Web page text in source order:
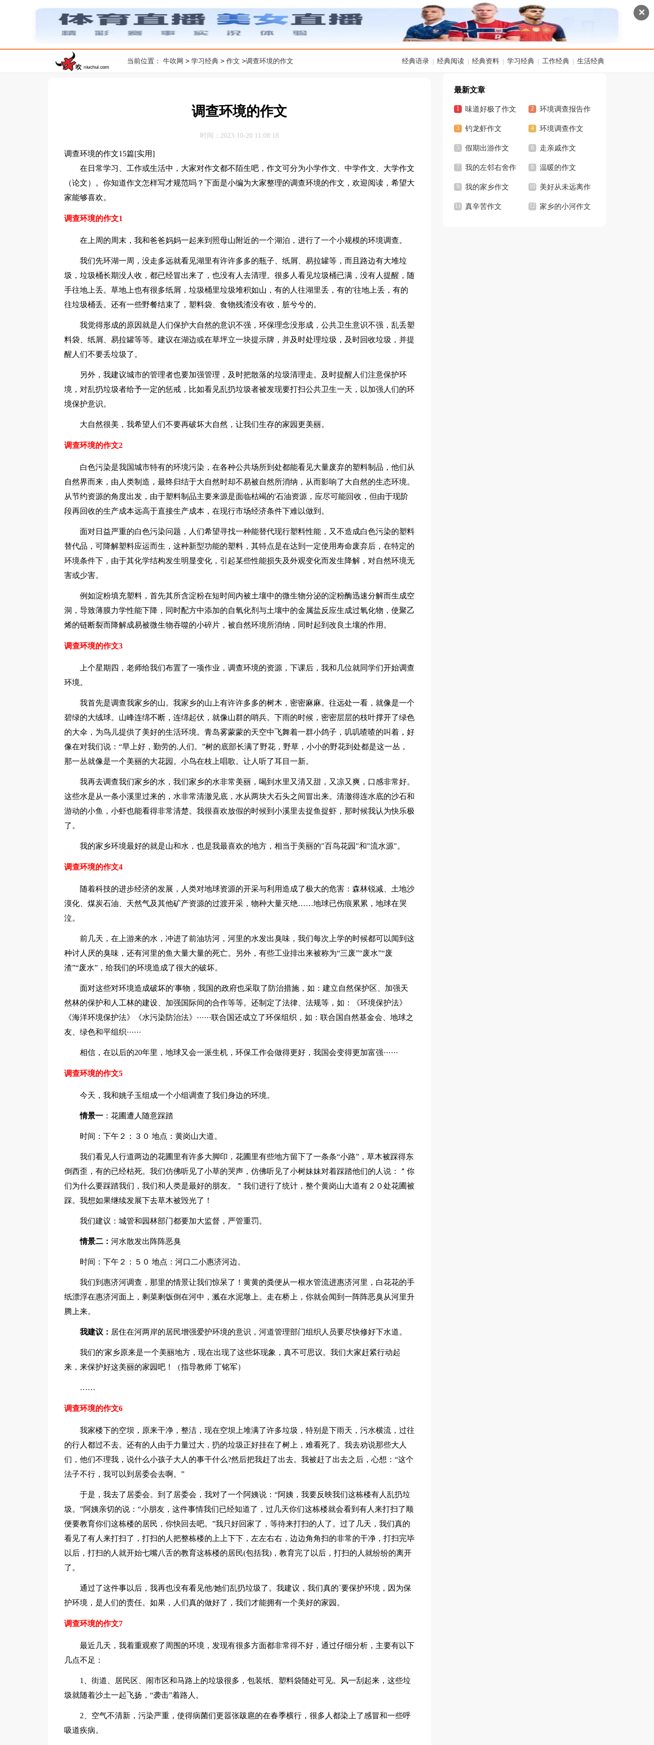
✕
当前位置： 牛吹网 > 学习经典 > 作文 >调查环境的作文 经典语录 经典阅读 经典资料 学习经典 工作经典 生活经典
调查环境的作文
时间：2023-10-20 11:08:18
调查环境的作文15篇[实用]
在日常学习、工作或生活中，大家对作文都不陌生吧，作文可分为小学作文、中学作文、大学作文
（论文）。你知道作文怎样写才规范吗？下面是小编为大家整理的调查环境的作文，欢迎阅读，希望大
家能够喜欢。
调查环境的作文1
在上周的周末，我和爸爸妈妈一起来到照母山附近的一个湖泊，进行了一个小规模的环境调查。
我们先环湖一周，没走多远就看见湖里有许许多多的瓶子、纸屑、易拉罐等，而且路边有大堆垃
圾，垃圾桶长期没人收，都已经冒出来了，也没有人去清理。很多人看见垃圾桶已满，没有人提醒，随
手往地上丢。草地上也有很多纸屑，垃圾桶里垃圾堆积如山，有的人往湖里丢，有的'往地上丢，有的
往垃圾桶丢。还有一些野餐结束了，塑料袋、食物残渣没有收，脏兮兮的。
我觉得形成的原因就是人们保护大自然的意识不强，环保理念没形成，公共卫生意识不强，乱丢塑
料袋、纸屑、易拉罐等等。建议在湖边或在草坪立一块提示牌，并及时处理垃圾，及时回收垃圾，并提
醒人们不要丢垃圾了。
另外，我建议城市的管理者也要加强管理，及时把散落的垃圾清理走。及时提醒人们注意保护环
境，对乱扔垃圾者给予一定的惩戒，比如看见乱扔垃圾者被发现要打扫公共卫生一天，以加强人们的环
境保护意识。
大自然很美，我希望人们不要再破坏大自然，让我们生存的家园更美丽。
调查环境的作文2
白色污染是我国城市特有的环境污染，在各种公共场所到处都能看见大量废弃的塑料制品，他们从
自然界而来，由人类制造，最终归结于大自然时却不易被自然所消纳，从而影响了大自然的生态环境。
从节约资源的角度出发，由于塑料制品主要来源是面临枯竭的'石油资源，应尽可能回收，但由于现阶
段再回收的生产成本远高于直接生产成本，在现行市场经济条件下难以做到。
面对日益严重的白色污染问题，人们希望寻找一种能替代现行塑料性能，又不造成白色污染的塑料
替代品，可降解塑料应运而生，这种新型功能的塑料，其特点是在达到一定使用寿命废弃后，在特定的
环境条件下，由于其化学结构发生明显变化，引起某些性能损失及外观变化而发生降解，对自然环境无
害或少害。
例如淀粉填充塑料，首先其所含淀粉在短时间内被土壤中的微生物分泌的淀粉酶迅速分解而生成空
洞，导致薄膜力学性能下降，同时配方中添加的自氧化剂与土壤中的金属盐反应生成过氧化物，使聚乙
烯的链断裂而降解成易被微生物吞噬的小碎片，被自然环境所消纳，同时起到改良土壤的作用。
调查环境的作文3
上个星期四，老师给我们布置了一项作业，调查环境的资源，下课后，我和几位就同学们开始调查
环境。
我首先是调查我家乡的山。我家乡的山上有许许多多的树木，密密麻麻。往远处一看，就像是一个
碧绿的大绒球。山峰连绵不断，连绵起伏，就像山群的哨兵。下雨的时候，密密层层的枝叶撑开了绿色
的大伞，为鸟儿提供了美好的生活环境。青岛雾蒙蒙的天空中飞舞着一群小鸽子，叽叽喳喳的叫着，好
像在对我们说：“早上好，勤劳的.人们。”树的底部长满了野花，野草，小小的野花到处都是这一丛，
那一丛就像是一个美丽的大花园。小鸟在枝上唱歌。让人听了耳目一新。
我再去调查我们家乡的水，我们家乡的水非常美丽，喝到水里又清又甜，又凉又爽，口感非常好。
这些水是从一条小溪里过来的，水非常清澈见底，水从两块大石头之间冒出来。清澈得连水底的沙石和
游动的小鱼，小虾也能看得非常清楚。我很喜欢放假的时候到小溪里去捉鱼捉虾，那时候我认为快乐极
了。
我的家乡环境最好的就是山和水，也是我最喜欢的地方，相当于美丽的"百鸟花园"和"流水源"。
调查环境的作文4
随着科技的进步经济的发展，人类对地球资源的开采与利用造成了极大的危害：森林锐减、土地沙
漠化、煤炭石油、天然气及其他矿产资源的过渡开采，物种大量灭绝……地球已伤痕累累，地球在哭
泣。
前几天，在上游来的水，冲进了前油坊河，河里的水发出臭味，我们每次上学的时候都可以闻到这
种讨人厌的臭味，还有河里的鱼大量大量的死亡。另外，有些工业排出来被称为“三废”“废水”“废
渣”“废水”，给我们的环境造成了很大的破坏。
面对这些对环境造成破坏的'事物，我国的政府也采取了防治措施，如：建立自然保护区、加强天
然林的保护和人工林的建设、加强国际间的合作等等。还制定了法律、法规等，如：《环境保护法》
《海洋环境保护法》《水污染防治法》······联合国还成立了环保组织，如：联合国自然基金会、地球之
友、绿色和平组织······
相信，在以后的20年里，地球又会一派生机，环保工作会做得更好，我国会变得更加富强······
调查环境的作文5
今天，我和姚子玉组成一个小组调查了我们身边的环境。
情景一：花圃遭人随意踩踏
时间：下午２：３０ 地点：黄岗山大道。
我们看见人行道两边的花圃里有许多大脚印，花圃里有些地方留下了一条条“小路”，草木被踩得东
倒西歪，有的已经枯死。我们仿佛听见了小草的哭声，仿佛听见了小树妹妹对着踩踏他们的人说：＂你
们为什么要踩踏我们，我们和人类是最好的朋友。＂我们进行了统计，整个黄岗山大道有２０处花圃被
踩。我想如果继续发展下去草木被毁光了！
我们建议：城管和园林部门都要加大监督，严管重罚。
情景二： 河水散发出阵阵恶臭
时间：下午２：５０ 地点：河口二小惠济河边。
我们到惠济河调查，那里的情景让我们惊呆了！黄黄的粪便从一根水管流进惠济河里，白花花的手
纸漂浮在惠济河面上，剩菜剩饭倒在河中，溅在水泥墩上。走在桥上，你就会闻到一阵阵恶臭从河里升
腾上来。
我建议： 居住在河两岸的居民增强爱护环境的意识，河道管理部门组织人员要尽快修好下水道。
我们的'家乡原来是一个美丽地方，现在出现了这些坏现象，真不可思议。我们大家赶紧行动起
来，来保护好这美丽的家园吧！（指导教师 丁铭军）
……
调查环境的作文6
我家楼下的空坝，原来干净，整洁，现在空坝上堆满了许多垃圾，特别是下雨天，污水横流，过往
的行人都过不去。还有的人由于力量过大，扔的垃圾正好挂在了树上，难看死了。我去劝说那些大人
们，他们不理我，说什么小孩子大人的事干什么?然后把我赶了出去。我被赶了出去之后，心想：“这个
法子不行，我可以到居委会去啊。”
于是，我去了居委会。到了居委会，我对了一个阿姨说：“阿姨，我要反映我们这栋楼有人乱扔垃
圾。”阿姨亲切的说：“小朋友，这件事情我们已经知道了，过几天你们这栋楼就会看到有人来打扫了顺
便要教育你们这栋楼的居民，你快回去吧。”我只好回家了，等待来打扫的人了。过了几天，我们真的
看见了有人来打扫了，打扫的人把整栋楼的上上下下，左左右右，边边角角扫的非常的干净，打扫完毕
以后，打扫的人就开始七嘴八舌的教育这栋楼的居民(包括我)，教育完了以后，打扫的人就纷纷的离开
了。
通过了这件事以后，我再也没有看见他/她们乱扔垃圾了。我建议，我们真的`要保护环境，因为保
护环境，是人们的责任。如果，人们真的做好了，我们才能拥有一个美好的家园。
调查环境的作文7
最近几天，我着重观察了周围的环境，发现有很多方面都非常得不好，通过仔细分析，主要有以下
几点不足：
1、街道、居民区、闹市区和马路上的垃圾很多，包装纸、塑料袋随处可见。风一刮起来，这些垃
圾就随着沙土一起飞扬，“袭击”着路人。
2、空气不清新，污染严重，使得病菌们更嚣张跋扈的在春季横行，很多人都染上了感冒和一些呼
吸道疾病。
最新文章
味道好极了作文 环境调查报告作
文
钓龙虾作文 环境调查作文
假期出游作文 走亲戚作文
我的左邻右舍作
文
温暖的作文
我的家乡作文 美好从未远离作
文
真辛苦作文 家乡的小河作文